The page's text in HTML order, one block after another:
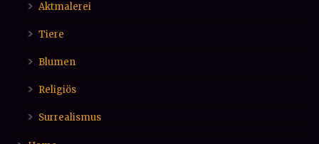
Aktmalerei
Tiere
Blumen
Religiös
Surrealismus